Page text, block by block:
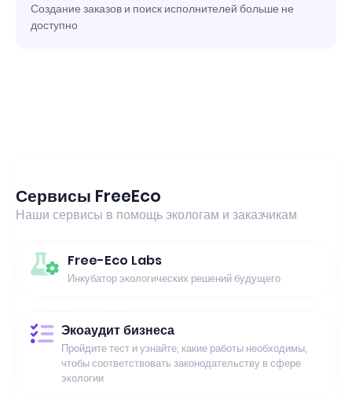
Создание заказов и поиск исполнителей больше не
доступно
Сервисы FreeEco
Наши сервисы в помощь экологам и заказчикам
Free-Eco Labs
Инкубатор экологических решений будущего
Экоаудит бизнеса
Пройдите тест и узнайте, какие работы необходимы,
чтобы соответствовать законодательству в сфере
экологии